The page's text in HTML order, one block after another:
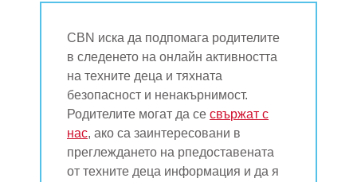
CBN иска да подпомага родителите
в следенето на онлайн активността
на техните деца и тяхната
безопасност и ненакърнимост.
Родителите могат да сесвържат с
нас, ако са заинтересовани в
преглеждането на рпедоставената
от техните деца информация и да я